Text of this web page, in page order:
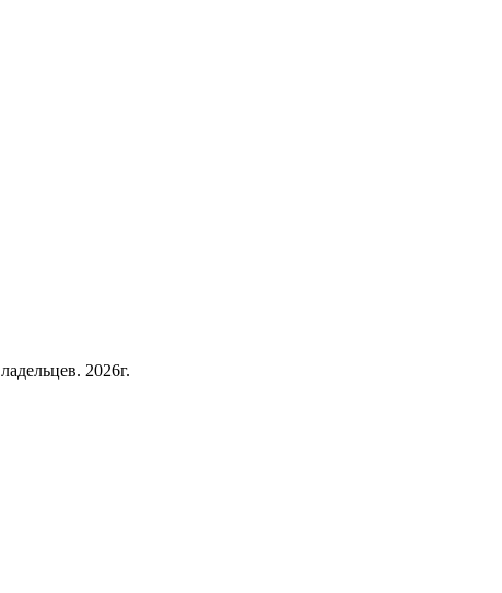
2026г.